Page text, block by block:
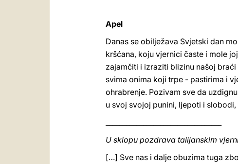
Apel
Danas se obilježava Svjetski dan
kršćana, koju vjernici časte i mole
zajamčiti i izraziti blizinu našoj
svima onima koji trpe - pastirima i
ohrabrenje. Pozivam sve da
u svoj svojoj punini, ljepoti i
U sklopu pozdrava talijanskim
[…] Sve nas i dalje obuzima tuga